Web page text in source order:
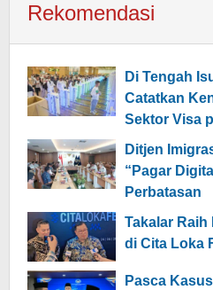
Rekomendasi
Di Tengah
Catatkan
Sektor Visa
2026
Ditjen
“Pagar
Perbatasan
Takalar Raih
di Cita Loka
Pasca